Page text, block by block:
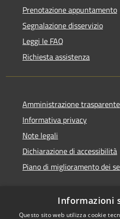
Prenotazione appuntamento
Segnalazione disservizio
Leggi le FAQ
Richiesta assistenza
Amministrazione trasparente
Informativa privacy
Note legali
Dichiarazione di accessibilità
Piano di miglioramento dei
RSS
Informazioni
Questo sito web utilizza cookie